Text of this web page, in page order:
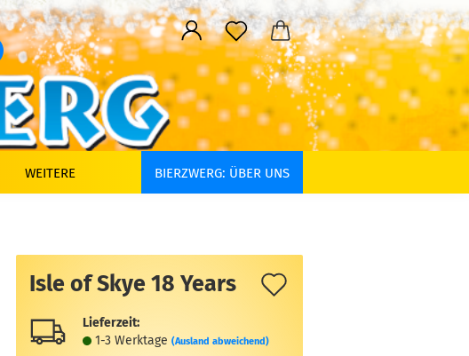
Suche...
BIERZWERG: ÜBER UNS
WEITERE
Isle of Skye 18 Years
Lieferzeit:
1-3 Werktage (Ausland abweichend)